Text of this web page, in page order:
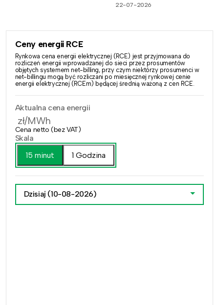
22-07-2026
Ceny energii RCE
Rynkowa cena energii elektrycznej (RCE) jest przyjmowana do
rozliczeń energii wprowadzanej do sieci przez prosumentów
objętych systemem net-billing, przy czym niektórzy prosumenci w
net-billingu mogą być rozliczani po miesięcznej rynkowej cenie
energii elektrycznej (RCEm) będącej średnią ważoną z cen RCE.
Aktualna cena energii
zł/MWh
Cena netto (bez VAT)
Skala
15 minut
1 Godzina
Dzisiaj (10-08-2026)